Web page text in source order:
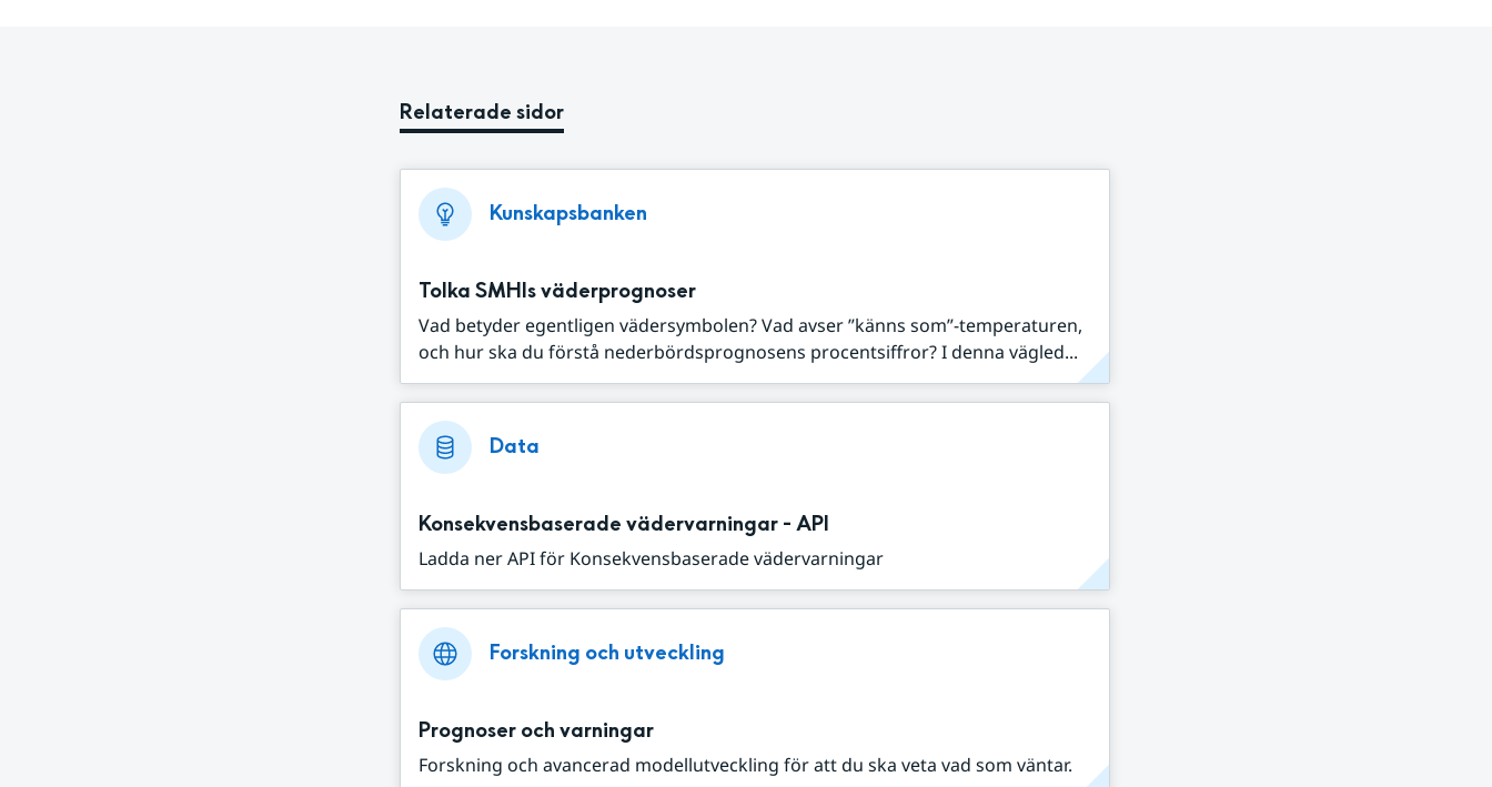
Relaterade sidor
Kunskapsbanken
Tolka SMHIs väderprognoser
Vad betyder egentligen vädersymbolen? Vad avser ”känns som”-temperaturen,
och hur ska du förstå nederbördsprognosens procentsiffror? I denna vägled...
Data
Konsekvensbaserade vädervarningar - API
Ladda ner API för Konsekvensbaserade vädervarningar
Forskning och utveckling
Prognoser och varningar
Forskning och avancerad modellutveckling för att du ska veta vad som väntar.